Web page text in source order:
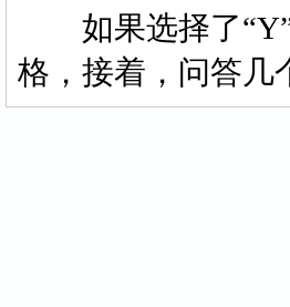
如果选择了“Y”
格，接着，问答几